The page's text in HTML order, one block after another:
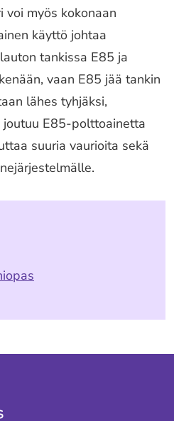
myös kokonaan
käyttö johtaa
tankissa E85 ja
vaan E85 jää tankin
lähes tyhjäksi,
E85-polttoainetta
suuria vaurioita sekä